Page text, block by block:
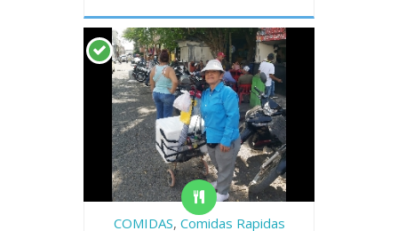
COMIDAS, Comidas Rapidas